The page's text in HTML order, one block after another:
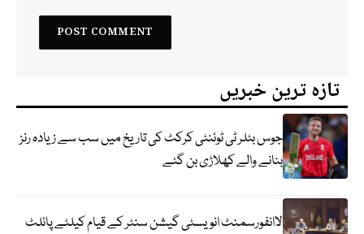
تازہ ترین خبریں
جوس بٹلر ٹی ٹوئنٹی کرکٹ کی تاریخ میں سب سے زیادہ رنز
بنانے والے کھلاڑی بن گئے
لاانفورسمنٹ انویسٹی گیشن سنٹر کے قیام کیلئے پائلٹ